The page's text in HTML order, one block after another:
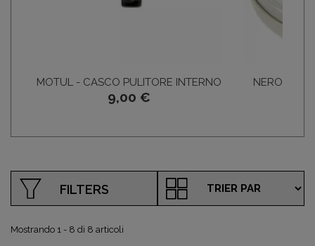
MOTUL - CASCO PULITORE INTERNO
9,00 €
NERO
FILTERS
Mostrando 1 - 8 di 8 articoli